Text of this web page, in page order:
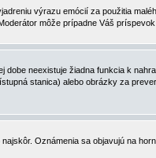
výrazu emócií za použitia
môže prípadne Váš
neexistuje žiadna funkcia k
stanica) alebo obrázky za
Oznámenia sa objavujú na